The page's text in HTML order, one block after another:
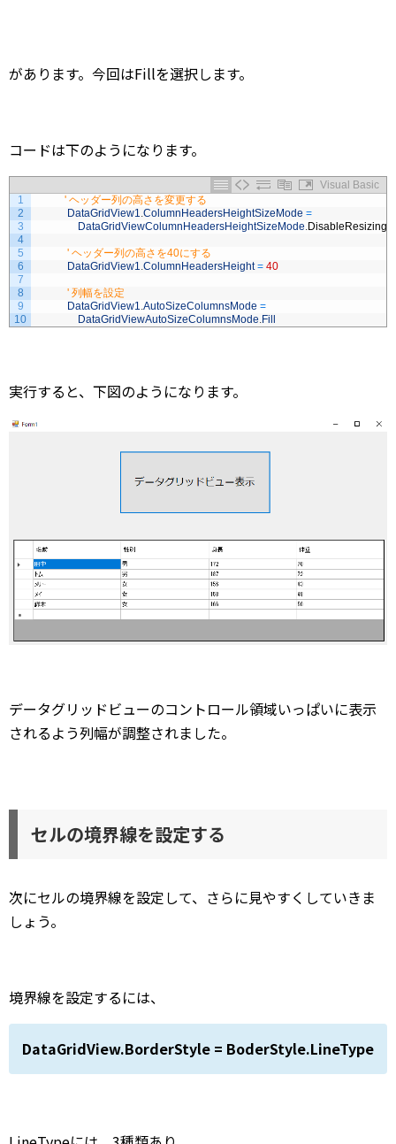
があります。今回はFillを選択します。
コードは下のようになります。
Visual Basic
1
2
3
4
5
6
7
8
9
10
' ヘッダー列の高さを変更する
DataGridView1.ColumnHeadersHeightSizeMode =
DataGridViewColumnHeadersHeightSizeMode.DisableResizing
' ヘッダー列の高さを40にする
DataGridView1.ColumnHeadersHeight = 40
' 列幅を設定
DataGridView1.AutoSizeColumnsMode =
DataGridViewAutoSizeColumnsMode.Fill
実行すると、下図のようになります。
データグリッドビューのコントロール領域いっぱいに表示
されるよう列幅が調整されました。
セルの境界線を設定する
次にセルの境界線を設定して、さらに見やすくしていきま
しょう。
境界線を設定するには、
DataGridView.BorderStyle = BoderStyle.LineType